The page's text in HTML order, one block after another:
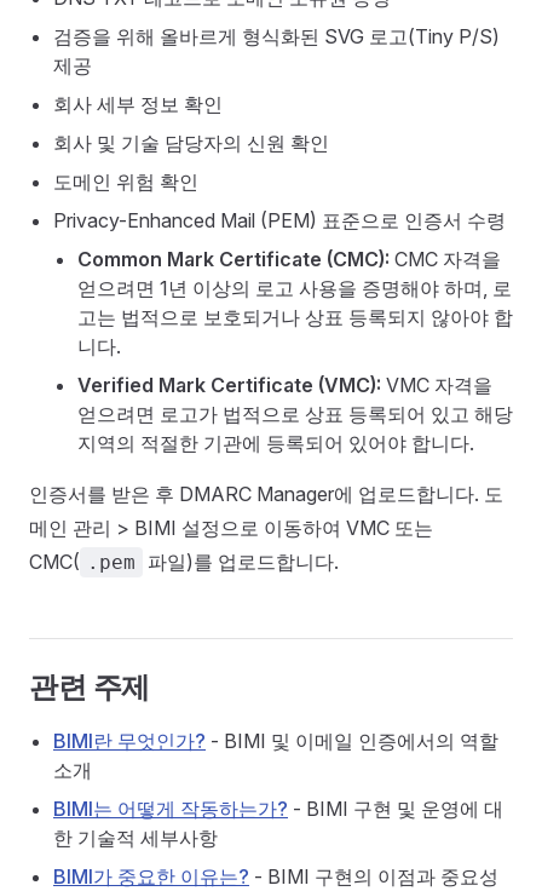
검증을 위해 올바르게 형식화된 SVG 로고(Tiny P/S)
제공
회사 세부 정보 확인
회사 및 기술 담당자의 신원 확인
도메인 위험 확인
Privacy-Enhanced Mail (PEM) 표준으로 인증서 수령
Common Mark Certificate (CMC): CMC 자격을
얻으려면 1년 이상의 로고 사용을 증명해야 하며, 로
고는 법적으로 보호되거나 상표 등록되지 않아야 합
니다.
Verified Mark Certificate (VMC): VMC 자격을
얻으려면 로고가 법적으로 상표 등록되어 있고 해당
지역의 적절한 기관에 등록되어 있어야 합니다.
인증서를 받은 후 DMARC Manager에 업로드합니다. 도
메인 관리 > BIMI 설정으로 이동하여 VMC 또는
CMC( .pem 파일)를 업로드합니다.
관련 주제
BIMI란 무엇인가? - BIMI 및 이메일 인증에서의 역할
소개
BIMI는 어떻게 작동하는가? - BIMI 구현 및 운영에 대
한 기술적 세부사항
BIMI가 중요한 이유는? - BIMI 구현의 이점과 중요성